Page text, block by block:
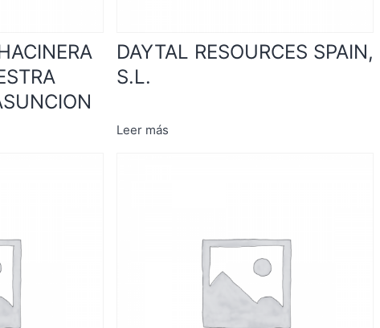
DAYTAL RESOURCES SPAIN,
S.L.
Leer más